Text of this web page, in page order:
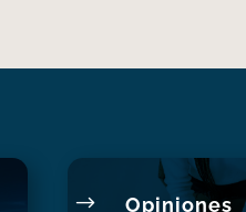
$ Opiniones